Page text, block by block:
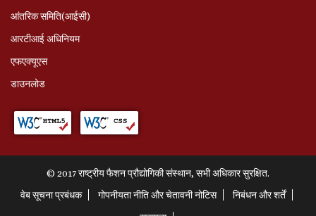
आंतरिक समिति(आईसी)
आरटीआई अधिनियम
एफएक्यूएस
डाउनलोड
© 2017 राष्ट्रीय फैशन प्रौद्योगिकी संस्थान, सभी अधिकार सुरक्षित.
वेब सूचना प्रबंधक
गोपनीयता नीति और चेतावनी नोटिस
निबंधन और शर्तें